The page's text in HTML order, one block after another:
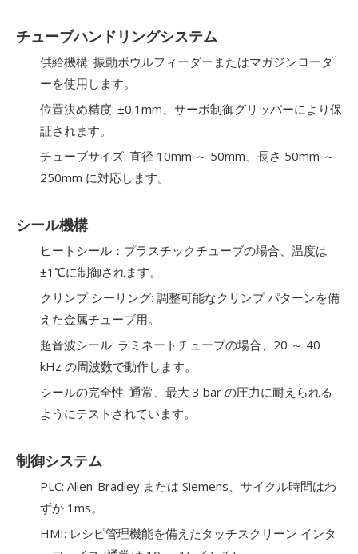
チューブハンドリングシステム
供給機構: 振動ボウルフィーダーまたはマガジンローダ
ーを使用します。
位置決め精度: ±0.1mm、サーボ制御グリッパーにより保
証されます。
チューブサイズ: 直径 10mm ～ 50mm、長さ 50mm ～
250mm に対応します。
シール機構
ヒートシール：プラスチックチューブの場合、温度は
±1℃に制御されます。
クリンプ シーリング: 調整可能なクリンプ パターンを備
えた金属チューブ用。
超音波シール: ラミネートチューブの場合、20 ～ 40
kHz の周波数で動作します。
シールの完全性: 通常、最大 3 bar の圧力に耐えられる
ようにテストされています。
制御システム
PLC: Allen-Bradley または Siemens、サイクル時間はわ
ずか 1ms。
HMI: レシピ管理機能を備えたタッチスクリーン インタ